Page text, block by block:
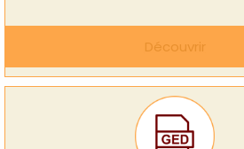
Découvrir